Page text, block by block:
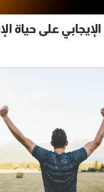
الإيجابي على حياة